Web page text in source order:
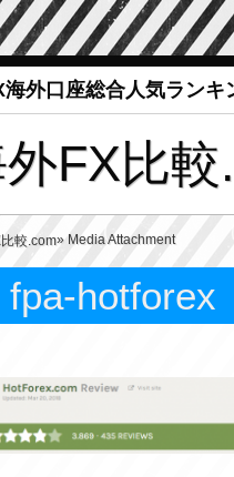
海外口座総合人気ランキ
FX比較
較.com» Media Attachment
fpa-hotforex